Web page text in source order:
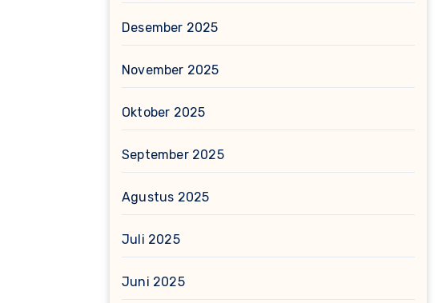
Desember 2025
November 2025
Oktober 2025
September 2025
Agustus 2025
Juli 2025
Juni 2025